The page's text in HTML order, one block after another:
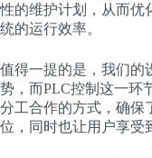
性的维护计划，从而优
统的运行效率。
值得一提的是，我们的
势，而PLC控制这一环
分工合作的方式，确保
位，同时也让用户享受